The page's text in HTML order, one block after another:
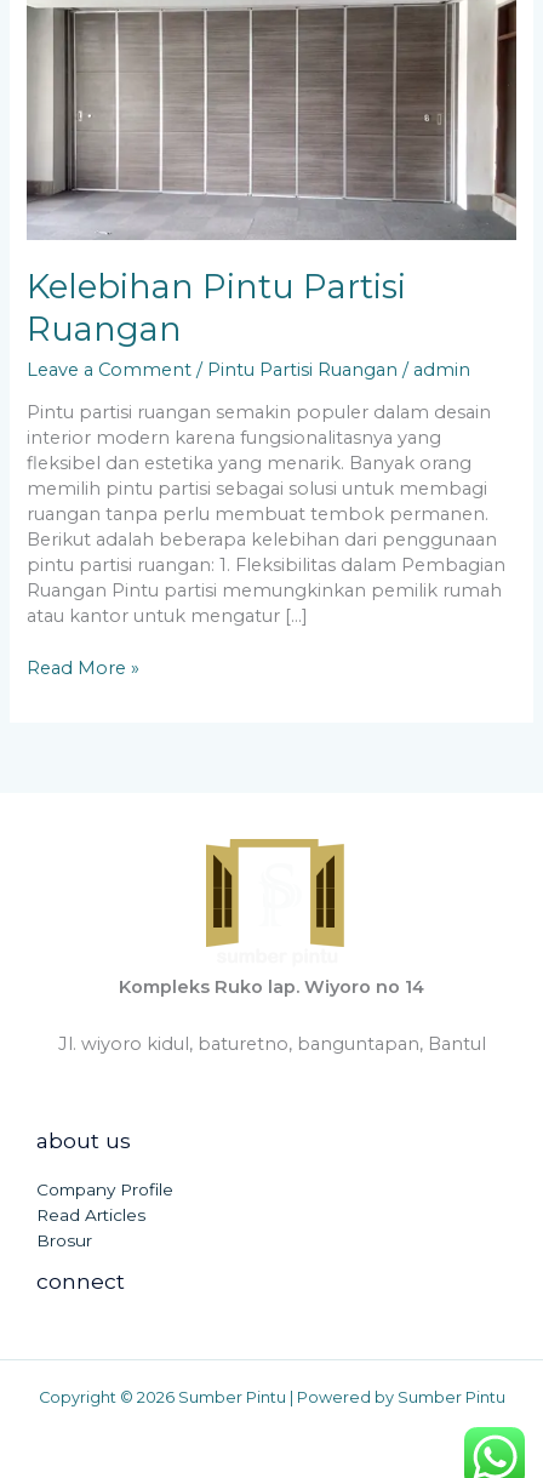
Kelebihan Pintu Partisi
Ruangan
Leave a Comment / Pintu Partisi Ruangan / admin
Pintu partisi ruangan semakin populer dalam desain
interior modern karena fungsionalitasnya yang
fleksibel dan estetika yang menarik. Banyak orang
memilih pintu partisi sebagai solusi untuk membagi
ruangan tanpa perlu membuat tembok permanen.
Berikut adalah beberapa kelebihan dari penggunaan
pintu partisi ruangan: 1. Fleksibilitas dalam Pembagian
Ruangan Pintu partisi memungkinkan pemilik rumah
atau kantor untuk mengatur […]
Partisi
Read More »
Kompleks Ruko lap. Wiyoro no 14
Jl. wiyoro kidul, baturetno, banguntapan, Bantul
about us
Company Profile
Read Articles
Brosur
connect
Copyright © 2026 Sumber Pintu | Powered by Sumber Pintu